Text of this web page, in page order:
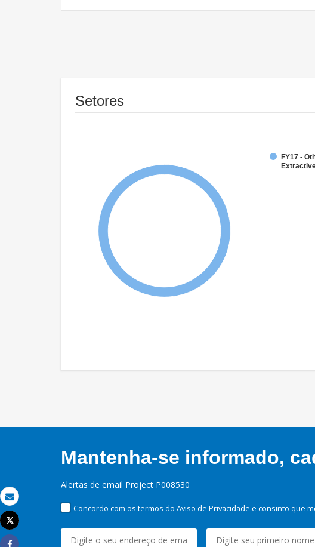
Email
Imprimir
Tweet
Setores
FY17 -
Mantenha-se informado,
Alertas de email Project P008530
Concordo com os termos do Aviso de Privacidade e consinto que